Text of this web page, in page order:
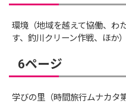
環境（地域を越えて協働、わ
す、釣川クリーン作戦、ほか）
6ページ
学びの里（時間旅行ムナカタ